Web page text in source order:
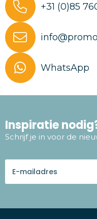
+31 (0)85
WhatsApp
Inspiratie
Schrijf je in voor de